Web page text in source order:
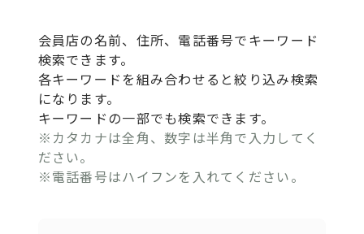
会員店の名前、住所、電話番号でキーワード
検索できます。
各キーワードを組み合わせると絞り込み検索
になります。
キーワードの一部でも検索できます。
※カタカナは全角、数字は半角で入力してく
ださい。
※電話番号はハイフンを入れてください。